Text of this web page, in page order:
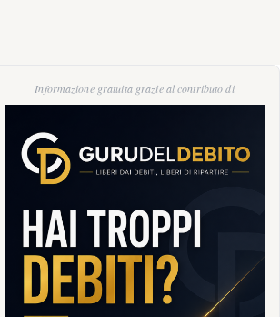
Informazione gratuita grazie al contributo di